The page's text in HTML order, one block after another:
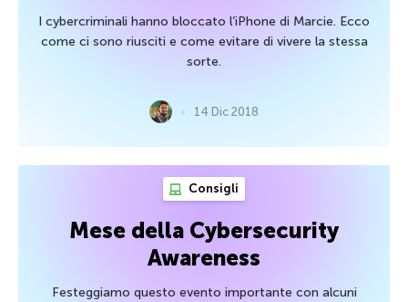
I cybercriminali hanno bloccato l’iPhone di Marcie. Ecco
come ci sono riusciti e come evitare di vivere la stessa
sorte.
14 Dic 2018
Consigli
Mese della Cybersecurity
Awareness
Festeggiamo questo evento importante con alcuni